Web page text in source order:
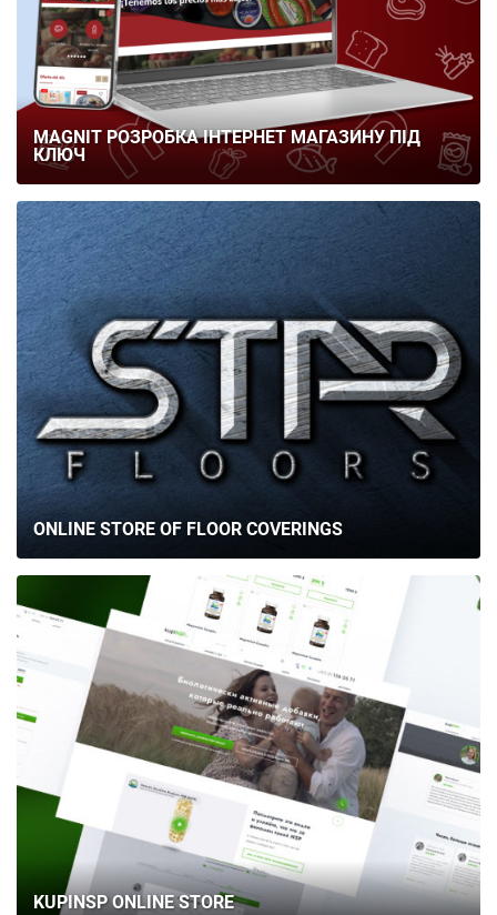
MAGNIT РОЗРОБКА ІНТЕРНЕТ МАГАЗИНУ ПІД
КЛЮЧ
ONLINE STORE OF FLOOR COVERINGS
KUPINSP ONLINE STORE